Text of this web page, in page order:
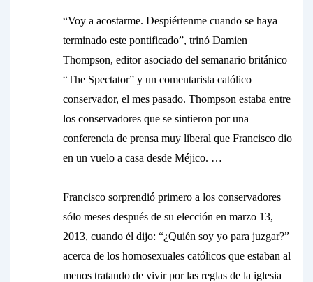
“Voy a acostarme. Despiértenme cuando se haya
terminado este pontificado”, trinó Damien
Thompson, editor asociado del semanario británico
“The Spectator” y un comentarista católico
conservador, el mes pasado. Thompson estaba entre
los conservadores que se sintieron por una
conferencia de prensa muy liberal que Francisco dio
en un vuelo a casa desde Méjico. …
Francisco sorprendió primero a los conservadores
sólo meses después de su elección en marzo 13,
2013, cuando él dijo: “¿Quién soy yo para juzgar?”
acerca de los homosexuales católicos que estaban al
menos tratando de vivir por las reglas de la iglesia